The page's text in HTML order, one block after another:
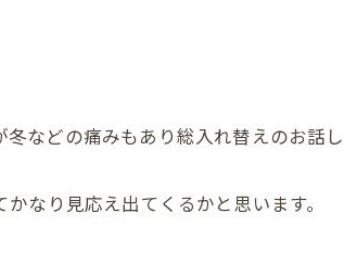
などの痛みもあり総入れ替えのお話し
なり見応え出てくるかと思います。